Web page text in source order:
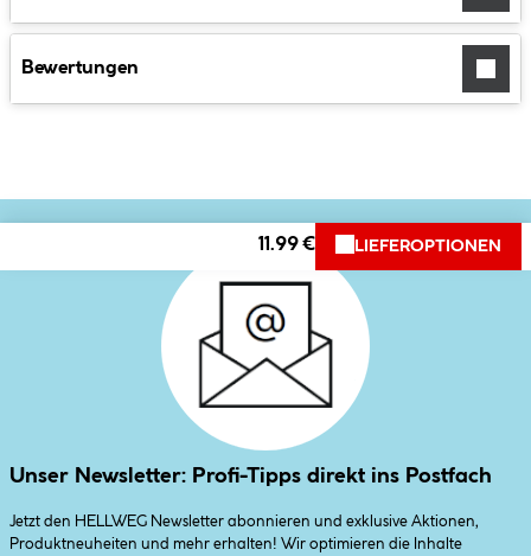
Bewertungen
11.99 € LIEFEROPTIONEN
Unser Newsletter: Profi-Tipps direkt ins Postfach
Jetzt den HELLWEG Newsletter abonnieren und exklusive Aktionen,
Produktneuheiten und mehr erhalten! Wir optimieren die Inhalte